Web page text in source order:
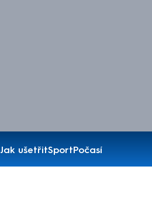
Jak ušetřitSportPočasí